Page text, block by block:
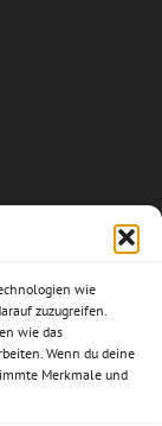
wie
zuzugreifen.
wie das
Wenn du deine
Merkmale und